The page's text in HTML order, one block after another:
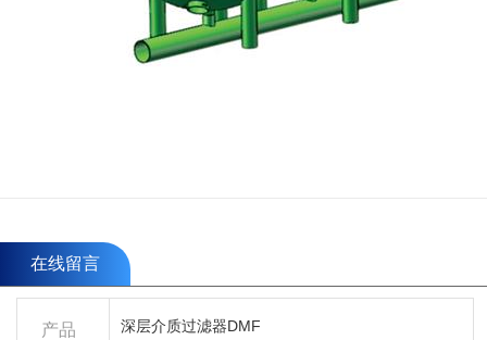
在线留言
产品